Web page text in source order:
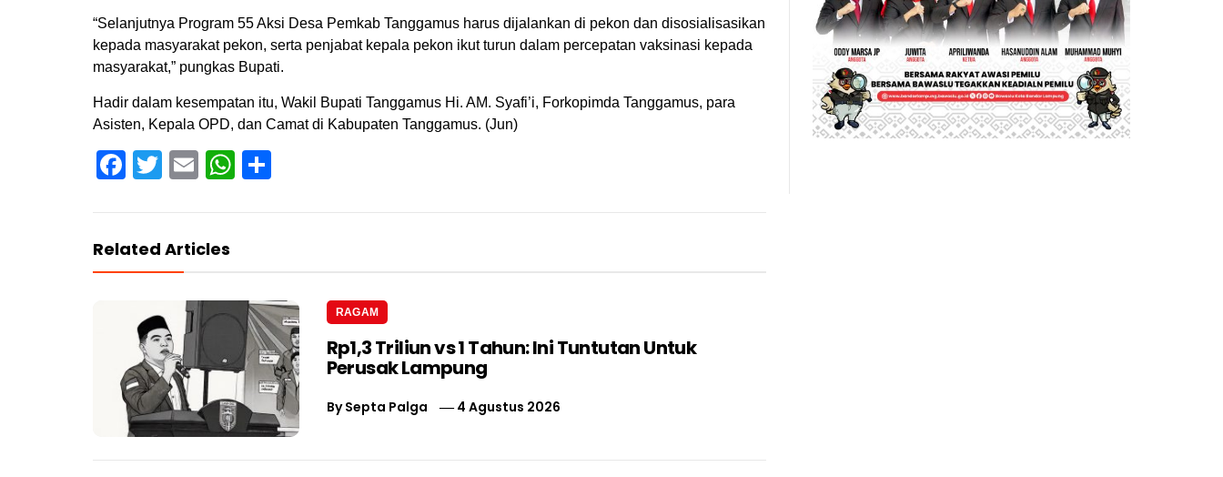
“Selanjutnya Program 55 Aksi Desa Pemkab Tanggamus harus dijalankan di pekon dan disosialisasikan
kepada masyarakat pekon, serta penjabat kepala pekon ikut turun dalam percepatan vaksinasi kepada
masyarakat,” pungkas Bupati.
Hadir dalam kesempatan itu, Wakil Bupati Tanggamus Hi. AM. Syafi’i, Forkopimda Tanggamus, para
Asisten, Kepala OPD, dan Camat di Kabupaten Tanggamus. (Jun)
Facebook
TwitterEmailWhatsApp
Related Articles
RAGAM
Rp1,3 Triliun vs 1 Tahun: Ini Tuntutan Untuk
Perusak Lampung
BySepta Palga 4 Agustus 2026